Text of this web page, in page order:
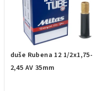
duše Rubena 12 1/2x1,75-
2,45 AV 35mm